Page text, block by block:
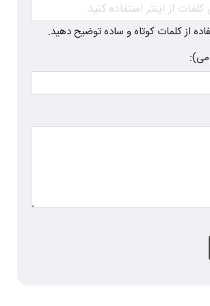
از کلمات کوتاه و ساده توضیح دهید.